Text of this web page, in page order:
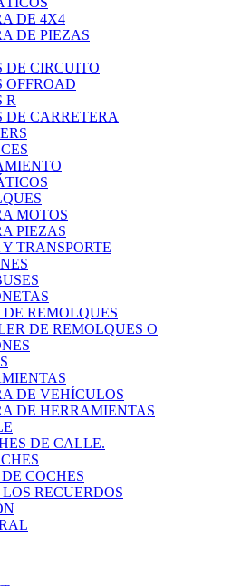
DE 4X4
DE PIEZAS
DE CIRCUITO
OFFROAD
R
DE CARRETERA
MOTOS
PIEZAS
TRANSPORTE
REMOLQUES
DE REMOLQUES O
DE VEHÍCULOS
DE HERRAMIENTAS
DE CALLE.
COCHES
RECUERDOS